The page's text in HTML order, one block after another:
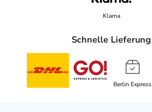
Klarna
Schnelle Lieferung
Berlin Express